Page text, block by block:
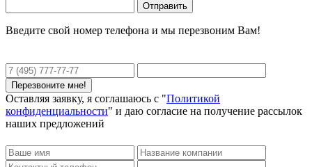
Введите свой номер телефона и мы перезвоним Вам!
Оставляя заявку, я соглашаюсь с "Политикой
конфиденциальности" и даю согласие на получение рассылок
наших предложений